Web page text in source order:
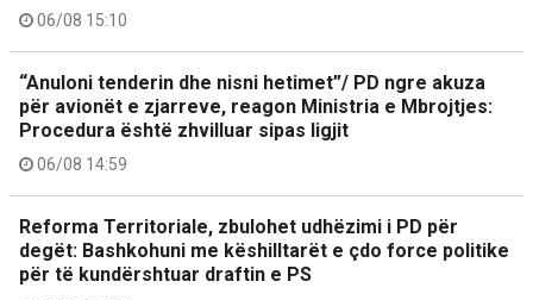
06/08 15:10
“Anuloni tenderin dhe nisni hetimet”/ PD ngre akuza
për avionët e zjarreve, reagon Ministria e Mbrojtjes:
Procedura është zhvilluar sipas ligjit
06/08 14:59
Reforma Territoriale, zbulohet udhëzimi i PD për
degët: Bashkohuni me këshilltarët e çdo force politike
për të kundërshtuar draftin e PS